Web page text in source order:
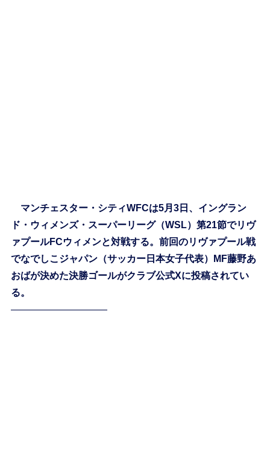
マンチェスター・シティWFCは5月3日、イングラン
ド・ウィメンズ・スーパーリーグ（WSL）第21節でリヴ
ァプールFCウィメンと対戦する。前回のリヴァプール戦
でなでしこジャパン（サッカー日本女子代表）MF藤野あ
おばが決めた決勝ゴールがクラブ公式Xに投稿されてい
る。
——————————